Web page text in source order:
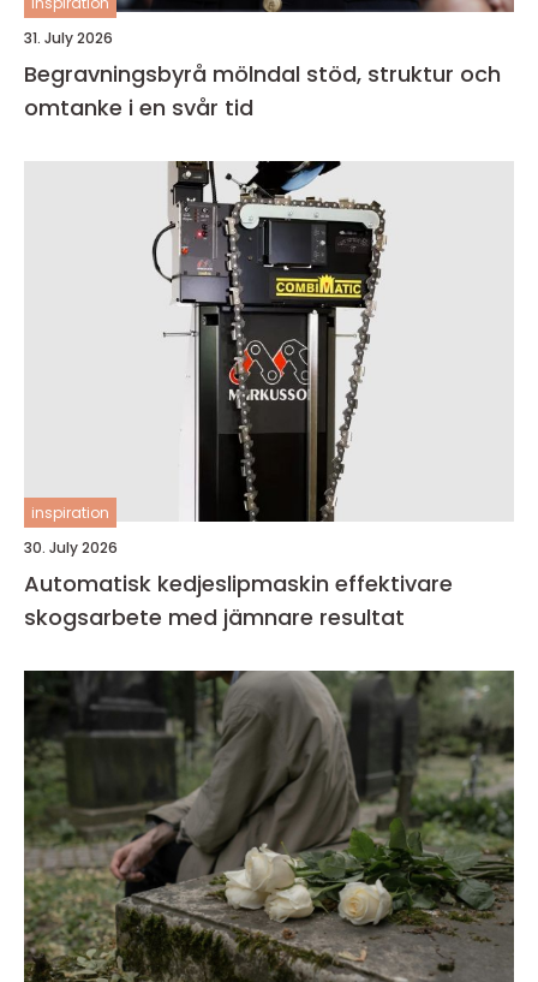
31. July 2026
Begravningsbyrå mölndal stöd, struktur och
omtanke i en svår tid
inspiration
30. July 2026
Automatisk kedjeslipmaskin effektivare
skogsarbete med jämnare resultat